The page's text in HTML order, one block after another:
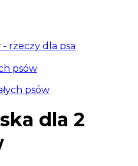
rzeczy dla psa
psów
psów
dla 2